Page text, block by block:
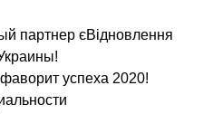
партнер єВідновлення
успеха 2020!